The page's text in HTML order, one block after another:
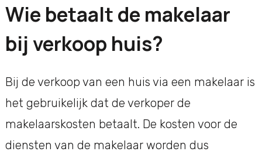
Wie betaalt de makelaar
bij verkoop huis?
Bij de verkoop van een huis via een makelaar is
het gebruikelijk dat de verkoper de
makelaarskosten betaalt. De kosten voor de
diensten van de makelaar worden dus